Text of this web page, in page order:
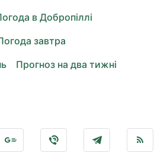
в Добропіллі
завтра
Прогноз на два тижні